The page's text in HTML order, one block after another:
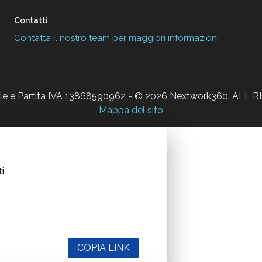
Contatti
Contatta il nostro team per maggiori informazioni
e Partita IVA 13868590962 - © 2026 Nextwork360. ALL
Mappa del sito
COPIA LINK